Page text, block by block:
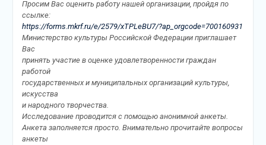
Просим Вас оценить работу нашей организации, пройдя по
ссылке:
https://forms.mkrf.ru/e/2579/xTPLeBU7/?ap_orgcode=700160931
Министерство культуры Российской Федерации приглашает
Вас
принять участие в оценке удовлетворенности граждан
работой
государственных и муниципальных организаций культуры,
искусства
и народного творчества.
Исследование проводится с помощью анонимной анкеты.
Анкета заполняется просто. Внимательно прочитайте вопросы
анкеты